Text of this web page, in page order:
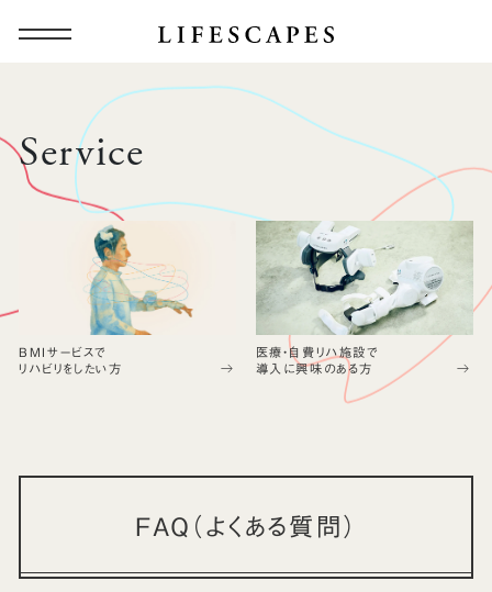
Service
BMIサービスで
リハビリをしたい方
医療・自費リハ施設で
導入に興味のある方
FAQ（よくある質問）